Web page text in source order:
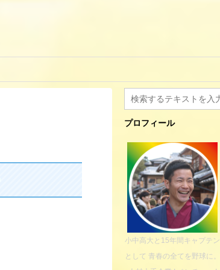
プロフィール
小中高大と15年間キャプテン
として 青春の全てを野球に。